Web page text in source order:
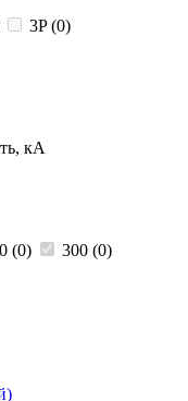
3P (0)
кА
(0) 300 (0)